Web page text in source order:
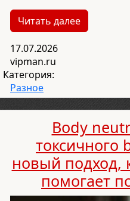
Читать далее
17.07.2026
vipman.ru
Категория:
Разное
Body
токсичного
новый подход,
помогает